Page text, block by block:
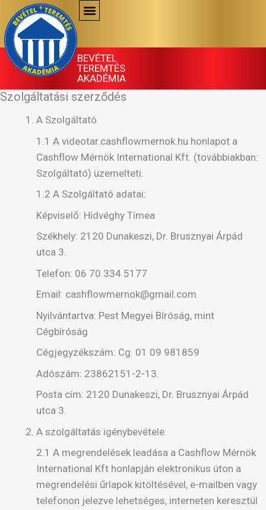
to
content
BEVÉTEL
TEREMTÉS
AKADÉMIA
Szolgáltatási szerződés
A Szolgáltató
1.1 A videotar.cashflowmernok.hu honlapot a
Cashflow Mérnök International Kft. (továbbiakban:
Szolgáltató) üzemelteti.
1.2 A Szolgáltató adatai:
Képviselő: Hídvéghy Tímea
Székhely: 2120 Dunakeszi, Dr. Brusznyai Árpád
utca 3.
Telefon: 06 70 334 5177
Email: cashflowmernok@gmail.com
Nyilvántartva: Pest Megyei Bíróság, mint
Cégbíróság
Cégjegyzékszám: Cg. 01 09 981859
Adószám: 23862151-2-13.
Posta cím: 2120 Dunakeszi, Dr. Brusznyai Árpád
utca 3.
A szolgáltatás igénybevétele
2.1 A megrendelések leadása a Cashflow Mérnök
International Kft honlapján elektronikus úton a
megrendelési űrlapok kitöltésével, e-mailben vagy
telefonon jelezve lehetséges, interneten keresztül